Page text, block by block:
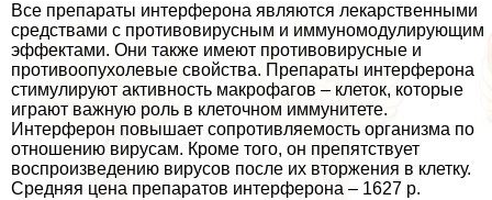
Все препараты интерферона являются лекарственными
средствами с противовирусным и иммуномодулирующим
эффектами. Они также имеют противовирусные и
противоопухолевые свойства. Препараты интерферона
стимулируют активность макрофагов – клеток, которые
играют важную роль в клеточном иммунитете.
Интерферон повышает сопротивляемость организма по
отношению вирусам. Кроме того, он препятствует
воспроизведению вирусов после их вторжения в клетку.
Средняя цена препаратов интерферона – 1627 р.